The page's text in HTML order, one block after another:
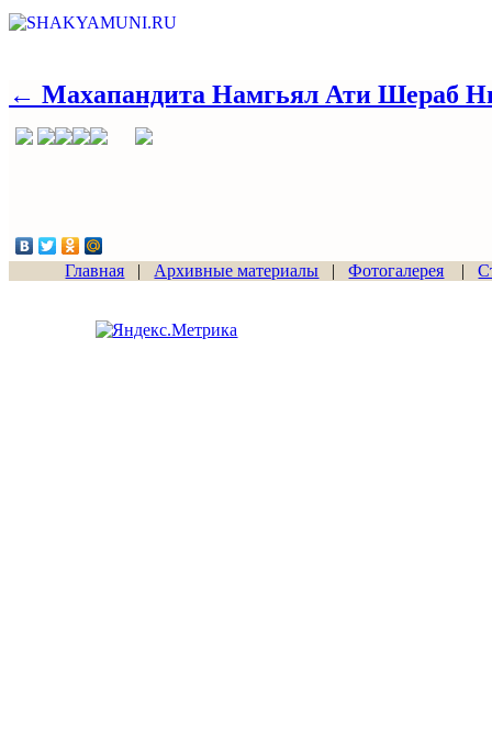
← Махапандита Намгьял Ати Шераб
Главная | Архивные материалы |Фотогалерея |